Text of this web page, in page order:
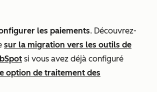
les paiements. Découvrez-
sur la migration vers les outils de
si vous avez déjà configuré
option de traitement des